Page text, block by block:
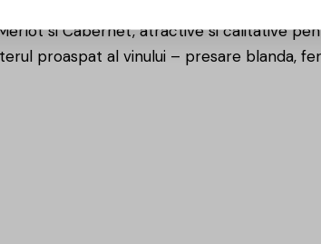
autentica pe piata moldoveneasca
si Cabernet, atractive si calitative
proaspat al vinului – presare blanda,